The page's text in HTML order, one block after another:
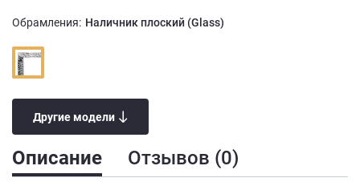
Описание Отзывов (0)
Обрамления: Наличник плоский (Glass)
Другие модели